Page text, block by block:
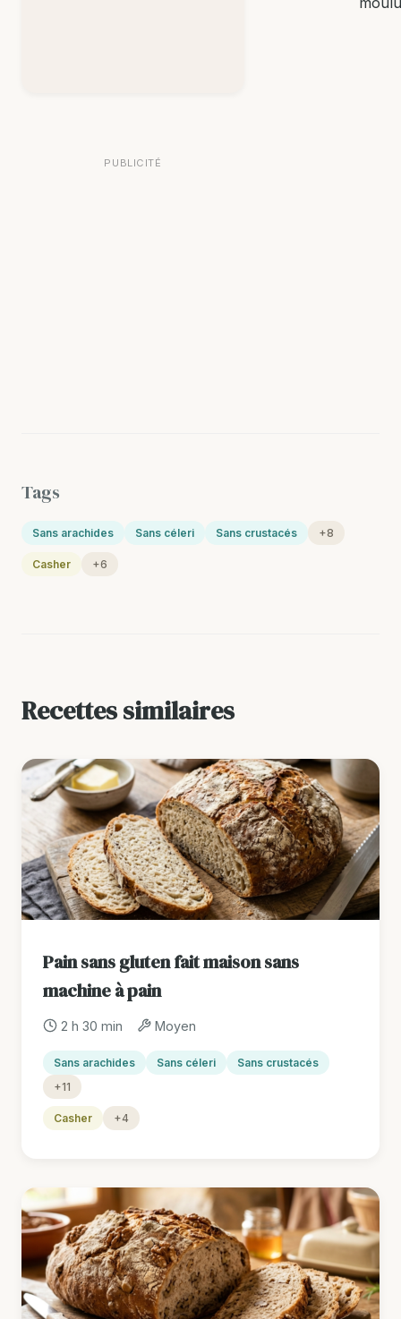
PUBLICITÉ
Tags
Sans arachides Sans céleri Sans crustacés +8
Casher +6
Recettes similaires
Pain sans gluten fait maison sans
machine à pain
2 h 30 min Moyen
Sans arachides Sans céleri
Sans crustacés
+11
Casher +4